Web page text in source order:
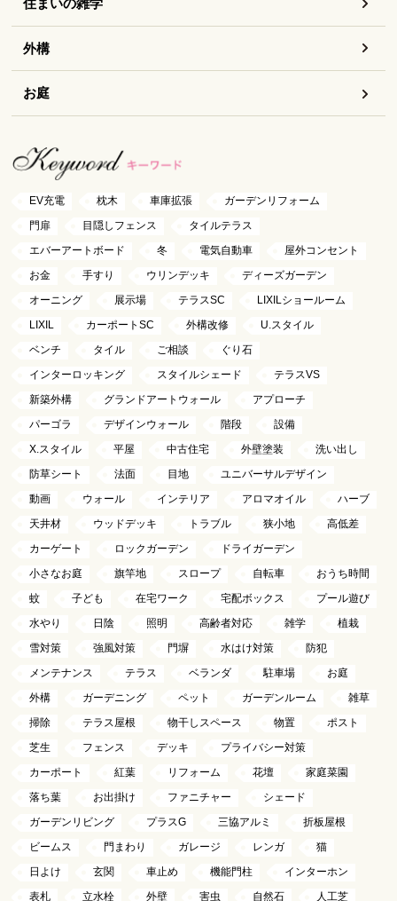
住まいの雑学
外構
お庭
EV充電 枕木 車庫拡張
ガーデンリフォーム
門扉
目隠しフェンス
タイルテラス
エバーアートボード
冬 電気自動車
屋外コンセント
お金
手すり ウリンデッキ
ディーズガーデン
オーニング
展示場 テラスSC
LIXILショールーム
LIXIL
カーポートSC 外構改修
U.スタイル
ベンチ
タイル ご相談
ぐり石
インターロッキング
スタイルシェード
テラスVS
新築外構
グランドアートウォール
アプローチ
パーゴラ
デザインウォール 階段
設備
X.スタイル
平屋 中古住宅 外壁塗装
洗い出し
防草シート
法面 目地
ユニバーサルデザイン
動画
ウォール インテリア アロマオイル
ハーブ
天井材
ウッドデッキ トラブル 狭小地
高低差
カーゲート
ロックガーデン
ドライガーデン
小さなお庭
旗竿地 スロープ 自転車
おうち時間
蚊
子ども 在宅ワーク 宅配ボックス
プール遊び
水やり
日陰 照明 高齢者対応 雑学
植栽
雪対策
強風対策 門塀 水はけ対策
防犯
メンテナンス
テラス ベランダ 駐車場
お庭
外構
ガーデニング ペット ガーデンルーム
雑草
掃除
テラス屋根 物干しスペース 物置
ポスト
芝生
フェンス デッキ
プライバシー対策
カーポート
紅葉 リフォーム 花壇
家庭菜園
落ち葉
お出掛け ファニチャー
シェード
ガーデンリビング
プラスG 三協アルミ
折板屋根
ビームス
門まわり ガレージ レンガ
猫
日よけ
玄関 車止め 機能門柱
インターホン
表札
立水栓 外壁 害虫 自然石
人工芝